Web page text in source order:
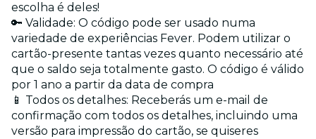
escolha é deles!
🔑 Validade: O código pode ser usado numa
variedade de experiências Fever. Podem utilizar o
cartão-presente tantas vezes quanto necessário até
que o saldo seja totalmente gasto. O código é válido
por 1 ano a partir da data de compra
📱 Todos os detalhes: Receberás um e-mail de
confirmação com todos os detalhes, incluindo uma
versão para impressão do cartão, se quiseres